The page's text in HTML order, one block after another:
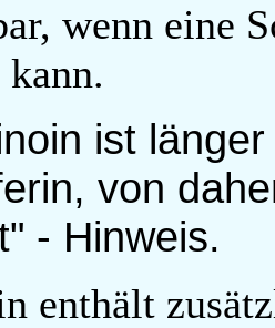
wenn eine
ist
von
- Hinweis.
enthält